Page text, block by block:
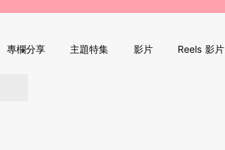
專欄分享 主題特集 影片 Reels 影片